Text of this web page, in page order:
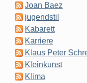
Joan Baez
jugendstil
Kabarett
Karriere
Klaus Peter
Kleinkunst
Klima